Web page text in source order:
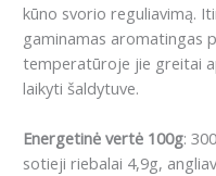
kūno svorio reguliavimą. I
gaminamas aromatingas
temperatūroje jie greitai
laikyti šaldytuve.
Energetinė vertė 100g:
sotieji riebalai 4,9g,